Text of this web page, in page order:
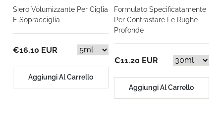
Siero Volumizzante Per Ciglia
E Sopracciglia
€16.10 EUR
Aggiungi Al Carrello
Formulato Specificatamente
Per Contrastare Le Rughe
Profonde
€11.20 EUR
Aggiungi Al Carrello